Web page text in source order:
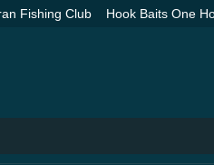
Fishing Club
Hook Baits One